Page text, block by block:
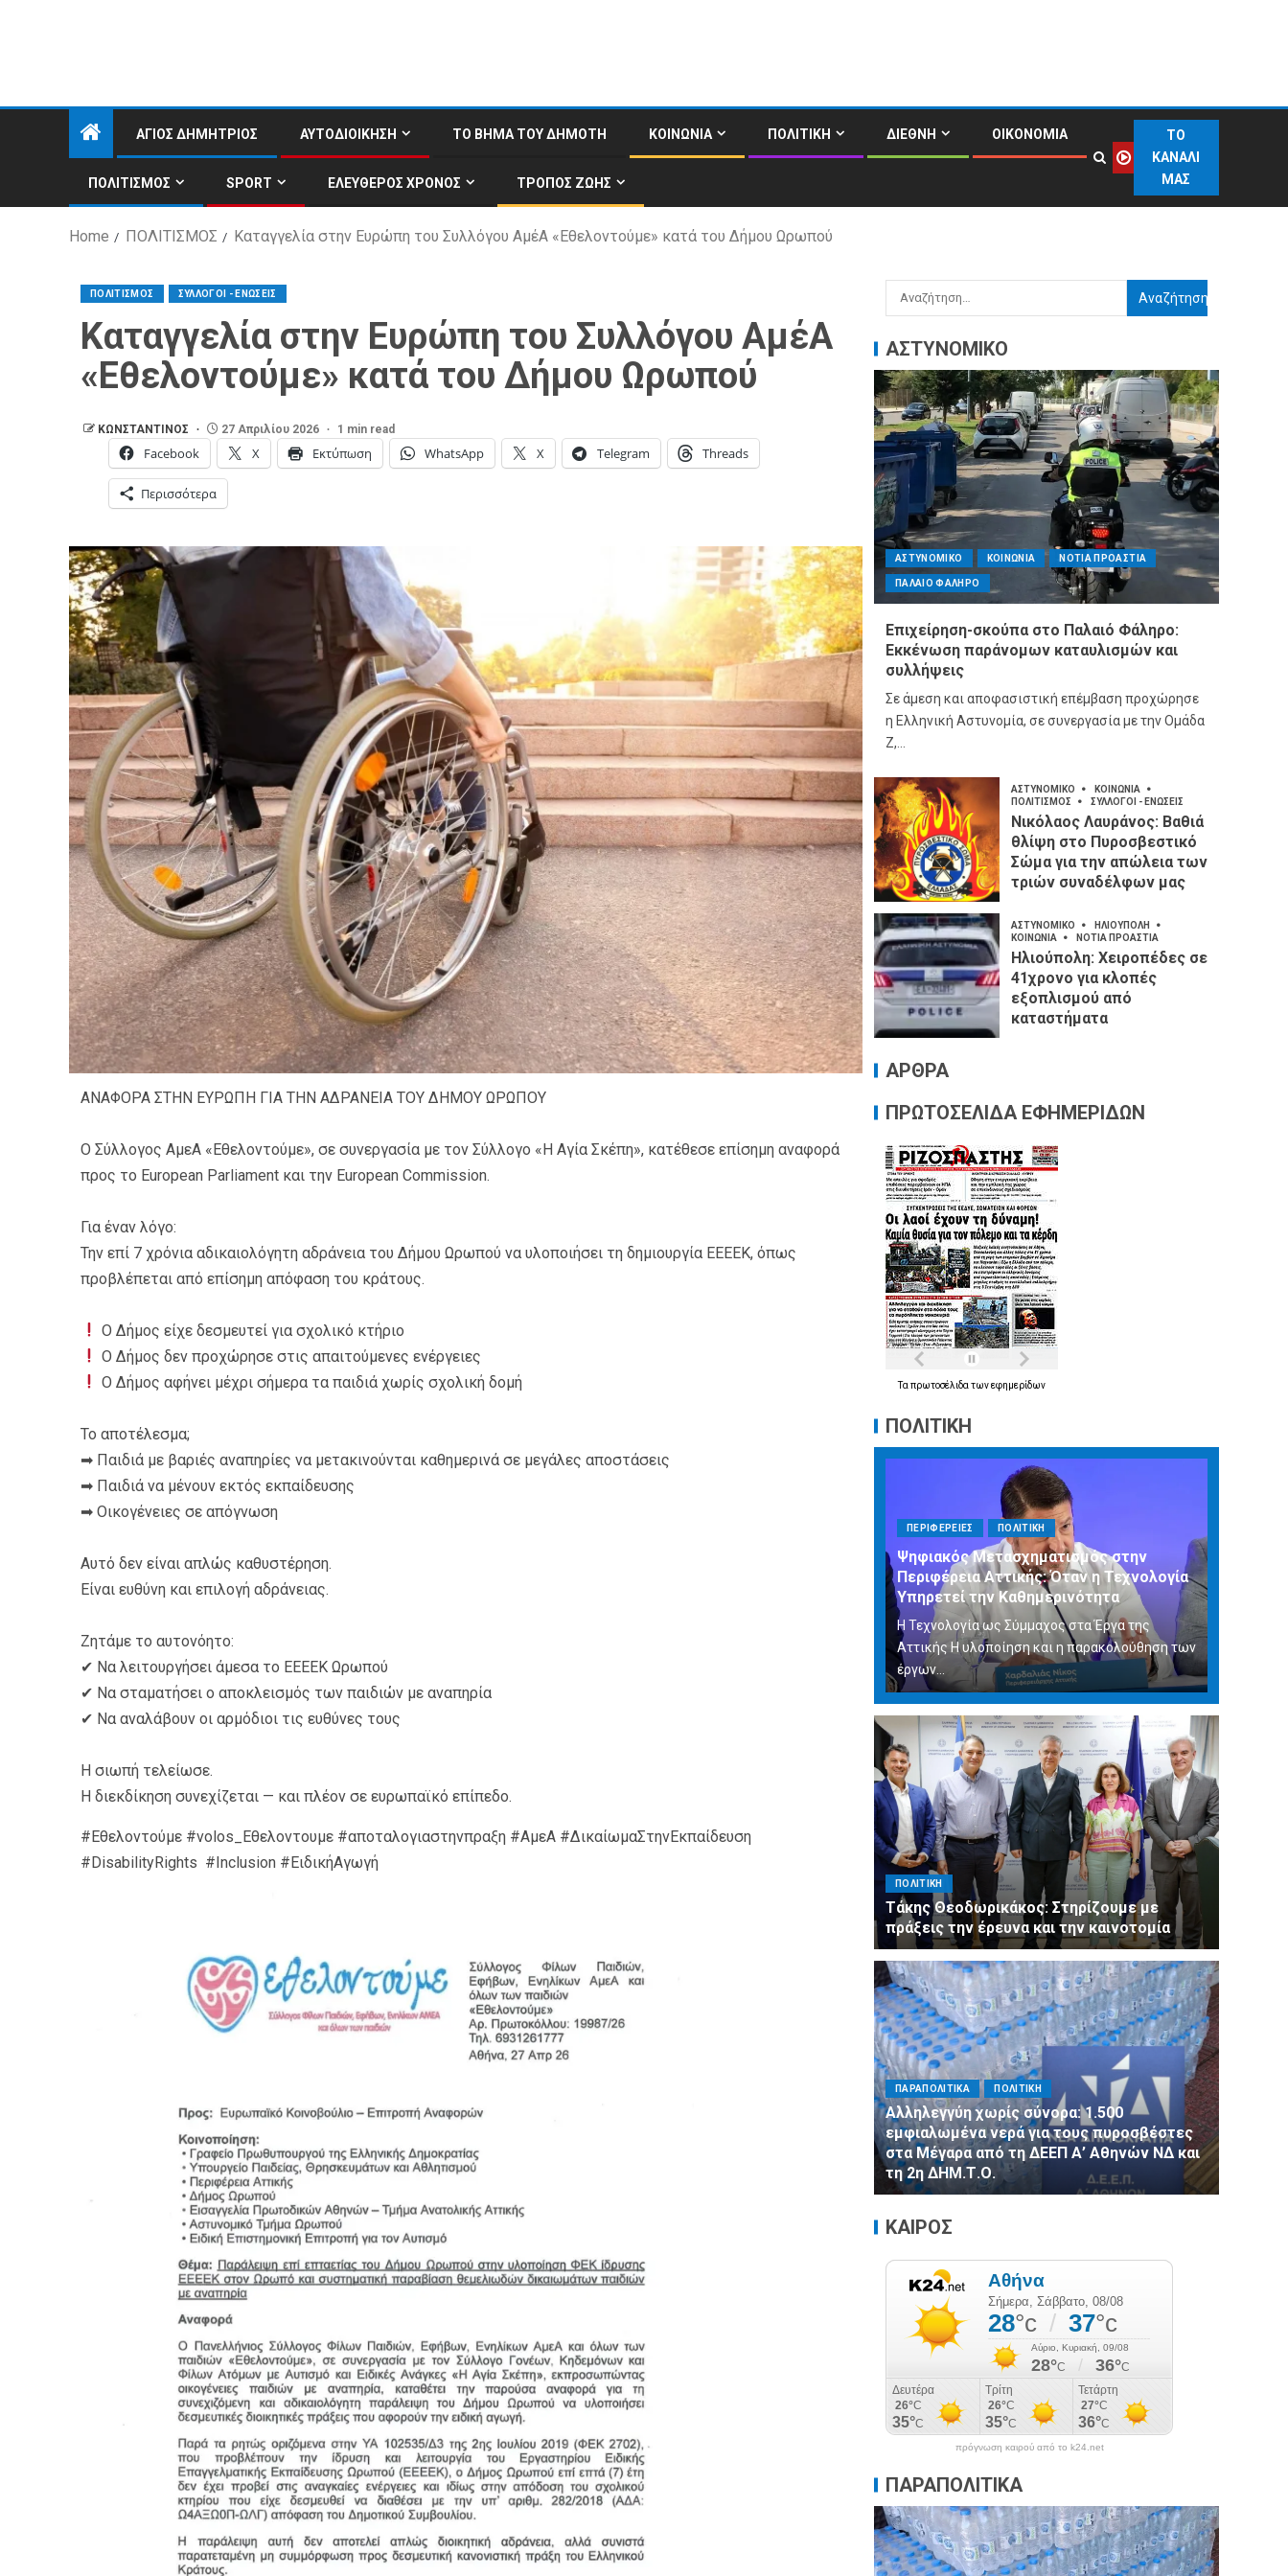
ΑΓΙΟΣ ΔΗΜΗΤΡΙΟΣ ΑΥΤΟΔΙΟΙΚΗΣΗ ΤΟ ΒΗΜΑ ΤΟΥ ΔΗΜΟΤΗ ΚΟΙΝΩΝΙΑ ΠΟΛΙΤΙΚΗ ΔΙΕΘΝΗ ΟΙΚΟΝΟΜΙΑ
ΠΟΛΙΤΙΣΜΟΣ SPORT ΕΛΕΥΘΕΡΟΣ ΧΡΟΝΟΣ ΤΡΟΠΟΣ ΖΩΗΣ
ΤΟ
ΚΑΝΑΛΙ
ΜΑΣ
Home ΠΟΛΙΤΙΣΜΟΣ Καταγγελία στην Ευρώπη του Συλλόγου ΑμέΑ «Εθελοντούμε» κατά του Δήμου Ωρωπού
ΠΟΛΙΤΙΣΜΟΣ ΣΥΛΛΟΓΟΙ - ΕΝΩΣΕΙΣ
Καταγγελία στην Ευρώπη του Συλλόγου ΑμέΑ
«Εθελοντούμε» κατά του Δήμου Ωρωπού
ΚΩΝΣΤΑΝΤΙΝΟΣ 27 Απριλίου 2026 1 min read
Facebook X Εκτύπωση WhatsApp X Telegram Threads
Περισσότερα
ΑΝΑΦΟΡΑ ΣΤΗΝ ΕΥΡΩΠΗ ΓΙΑ ΤΗΝ ΑΔΡΑΝΕΙΑ ΤΟΥ ΔΗΜΟΥ ΩΡΩΠΟΥ
Ο Σύλλογος ΑμεΑ «Εθελοντούμε», σε συνεργασία με τον Σύλλογο «Η Αγία Σκέπη», κατέθεσε επίσημη αναφορά
προς το European Parliament και την European Commission.
Για έναν λόγο:
Την επί 7 χρόνια αδικαιολόγητη αδράνεια του Δήμου Ωρωπού να υλοποιήσει τη δημιουργία ΕΕΕΕΚ, όπως
προβλέπεται από επίσημη απόφαση του κράτους.
Ο Δήμος είχε δεσμευτεί για σχολικό κτήριο
Ο Δήμος δεν προχώρησε στις απαιτούμενες ενέργειες
Ο Δήμος αφήνει μέχρι σήμερα τα παιδιά χωρίς σχολική δομή
Το αποτέλεσμα;
➡ Παιδιά με βαριές αναπηρίες να μετακινούνται καθημερινά σε μεγάλες αποστάσεις
➡ Παιδιά να μένουν εκτός εκπαίδευσης
➡ Οικογένειες σε απόγνωση
Αυτό δεν είναι απλώς καθυστέρηση.
Είναι ευθύνη και επιλογή αδράνειας.
Ζητάμε το αυτονόητο:
✔ Να λειτουργήσει άμεσα το ΕΕΕΕΚ Ωρωπού
✔ Να σταματήσει ο αποκλεισμός των παιδιών με αναπηρία
✔ Να αναλάβουν οι αρμόδιοι τις ευθύνες τους
Η σιωπή τελείωσε.
Η διεκδίκηση συνεχίζεται — και πλέον σε ευρωπαϊκό επίπεδο.
#Εθελοντούμε #volos_Εθελοντουμε #αποταλογιαστηνπραξη #ΑμεΑ #ΔικαίωμαΣτηνΕκπαίδευση
#DisabilityRights #Inclusion #ΕιδικήΑγωγή
ΑΣΤΥΝΟΜΙΚΟ
ΑΣΤΥΝΟΜΙΚΟ ΚΟΙΝΩΝΙΑ ΝΟΤΙΑ ΠΡΟΑΣΤΙΑ
ΠΑΛΑΙΟ ΦΑΛΗΡΟ
Επιχείρηση-σκούπα στο Παλαιό Φάληρο:
Εκκένωση παράνομων καταυλισμών και
συλλήψεις
Σε άμεση και αποφασιστική επέμβαση προχώρησε
η Ελληνική Αστυνομία, σε συνεργασία με την Ομάδα
Ζ,...
ΑΣΤΥΝΟΜΙΚΟ
ΚΟΙΝΩΝΙΑ
ΠΟΛΙΤΙΣΜΟΣ
ΣΥΛΛΟΓΟΙ - ΕΝΩΣΕΙΣ
Νικόλαος Λαυράνος: Βαθιά
θλίψη στο Πυροσβεστικό
Σώμα για την απώλεια των
τριών συναδέλφων μας
ΑΣΤΥΝΟΜΙΚΟ
ΗΛΙΟΥΠΟΛΗ
ΚΟΙΝΩΝΙΑ
ΝΟΤΙΑ ΠΡΟΑΣΤΙΑ
Ηλιούπολη: Χειροπέδες σε
41χρονο για κλοπές
εξοπλισμού από
καταστήματα
ΑΡΘΡΑ
ΠΡΩΤΟΣΕΛΙΔΑ ΕΦΗΜΕΡΙΔΩΝ
Τα πρωτοσέλιδα τωνεφημερίδων
ΠΟΛΙΤΙΚΗ
ΠΕΡΙΦΕΡΕΙΕΣ ΠΟΛΙΤΙΚΗ
Ψηφιακός Μετασχηματισμός στην
Περιφέρεια Αττικής: Όταν η Τεχνολογία
Υπηρετεί την Καθημερινότητα
Η Τεχνολογία ως Σύμμαχος στα Έργα της
Αττικής Η υλοποίηση και η παρακολούθηση των
έργων...
ΠΟΛΙΤΙΚΗ
Τάκης Θεοδωρικάκος: Στηρίζουμε με
πράξεις την έρευνα και την καινοτομία
ΠΑΡΑΠΟΛΙΤΙΚΑ ΠΟΛΙΤΙΚΗ
Αλληλεγγύη χωρίς σύνορα: 1.500
εμφιαλωμένα νερά για τους πυροσβέστες
στα Μέγαρα από τη ΔΕΕΠ Α’ Αθηνών ΝΔ και
τη 2η ΔΗΜ.Τ.Ο.
ΚΑΙΡΟΣ
πρόγνωση καιρού από το k24.net
ΠΑΡΑΠΟΛΙΤΙΚΑ